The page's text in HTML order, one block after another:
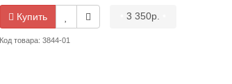
Купить 3 350р.
Код товара: 3844-01